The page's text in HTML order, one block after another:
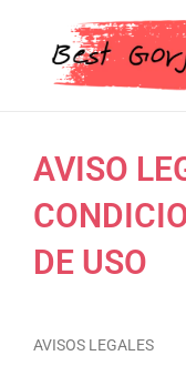
contenido
AVISO
DE USO
AVISOS LEGALES